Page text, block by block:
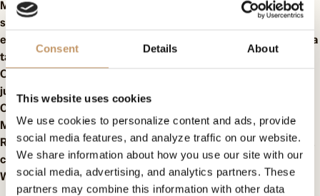
Consent Details About
This website uses cookies
We use cookies to personalize content and ads, provide
social media features, and analyze traffic on our website.
We share information about how you use our site with our
social media, advertising, and analytics partners. These
partners may combine this information with other data
Mensah, w ramach której powstała limitowana kolekcja butów
sportowych dla dzieci i dorosłych, z których dochód wesprze
edukację dzieci z Ukrainy oraz dzieci z polskich domów dziecka, a
także Ghany. Pierwsza linia butów z rysunkami podopiecznych
Omenaa Foundation przedstawiającymi ich wymarzone zawody,
już dostępna jest w sprzedaży na eobuwie.pl. Druga w sklepach
CCC pojawi się 1 kwietnia. Obok pomysłodawczyni Omeny
Mensah, ambasadorami tego projektu zostali: Małgorzata
Rozenek-Majdan i Radosław Majdan z dziećmi, Dorota Gardias z
córką, Zosia Ślotała-Haidar z dziećmi, Cezary Pazura, a także
Wojciech Sikora.